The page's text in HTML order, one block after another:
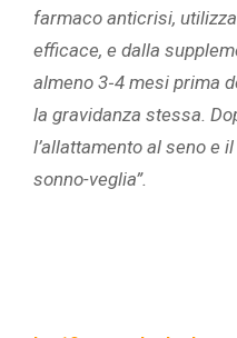
farmaco anticrisi,
efficace, e dalla
almeno 3‑4 mesi prima
la gravidanza stessa.
l’allattamento al seno e il
sonno-veglia”.